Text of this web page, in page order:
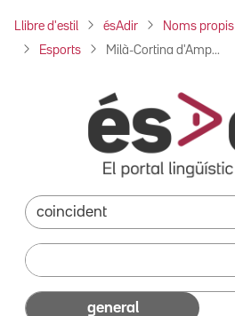
Llibre d'estil ésAdir Noms propis
Esports Milà-Cortina d'Amp...
general